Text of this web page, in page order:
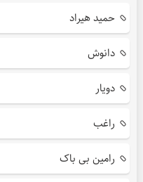
حمید هیراد
دانوش
دویار
راغب
رامین بی باک